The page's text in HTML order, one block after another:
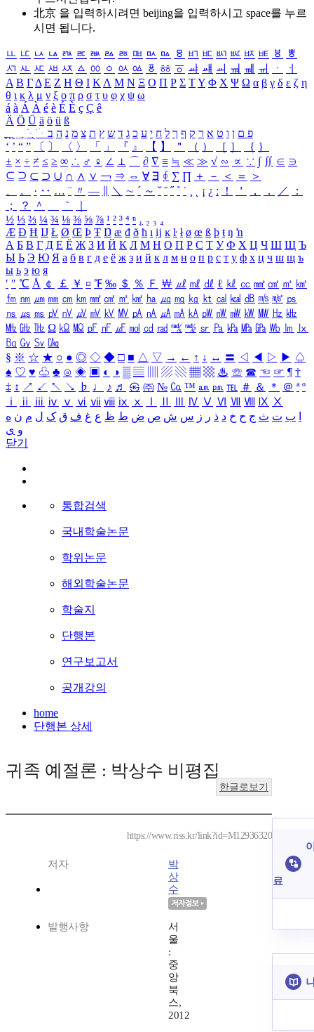
北京 을 입력하시려면 beijing을 입력하시고 space를 누르
시면 됩니다.
ㅥ ㅦ ㅧ ㅨ ㅩ ㅪ ㅫ ㅬ ㅭ ㅮ ㅯ ㅰ ㅱ ㅲ ㅳ ㅴ ㅵ ㅶ ㅷ ㅸ
ㅹ
ㅺ ㅻ ㅼ ㅽ ㅾ ㅿ ㆀ ㆁ ㆂ ㆃ ㆄ ㆅ ㆆ ㆇ ㆈ ㆉ ㆊ ㆋ ㆌ ㆍ
ㆎ
Α Β ΓΔ Ε Ζ Η Θ Ι ΚΛ Μ Ν Ξ Ο Π Ρ Σ ΤΥ Φ Χ Ψ Ω α β γ δ ε ζ η
θ ι κ λ μ ν ξ ο π ρ σ τ υ φ χ ψ ω
á à Á À é è É È ç Ç ê
Ä Ö Ü ä ö ü ß
ִֶֹ ֻּ ׁׂ פ ם ן ו ט א ר ק ף ך ל ח י ע כ ג ד ש ץ ת צ מ נ ה ב
‘ ’ “ ” 〔 〕 〈 〉 「 」 『 』 【 】 ＂ （ ） ［ ］ ｛ ｝
± × ÷ ≠ ≤ ≥ ∞ ∴ ♂ ♀ ∠ ⊥ ⌒ ∂ ∇ ≡ ≒ ≪ ≫ √ ∽ ∝ ∵ ∫ ∬ ∈ ∋
⊆ ⊇ ⊂ ⊃ ∪ ∩ ∧ ∨ ￢ ⇒ ⇔ ∀ ∃ ∮ ∑ ∏ ＋ － ＜ ＝
＞
、
。 · ‥ … ¨ 〃 ― ＼ ∼ ´ ～ ˇ ˘ ˝ ˚ ˙ ¸ ¡ ¿ ː ！ ＇ ， ． ／
：
；
？ ＾ ｀
½ ⅓ ⅔ ¼ ¾ ⅛ ⅜ ⅝ ⅞ ¹ ² ³ ⁴ ⁿ ₁ ₂ ₃ ₄
Æ Ð Ħ Ĳ Ł Ø Œ Þ Ŧ Ŋ æ đ ð ħ ı ĳ ĸ ŀ ł ø œ ß þ ŧ ŋ ŉ
А Б В Г Д Е Ё Ж З И Й К Л М Н О П Р С Т У Ф Х Ц Ч Ш Щ Ъ
Ы Ь Э Ю Я а б в г д е ё ж з и й к л м н о п р с т у ф х ц ч ш щ ъ
ы ь э ю я
′ ″ ℃ Å ￠ ￡ ￥ ¤ ℉ ‰ ＄ ％ Ｆ ￦ ㎕ ㎖ ㎗ ℓ ㎘ ㏄ ㎣ ㎤ ㎥ ㎦
㎙ ㎚ ㎛ ㎜ ㎝ ㎞ ㎟ ㎠ ㎡ ㎢ ㏊ ㎍ ㎎ ㎏ ㏏ ㎈ ㎉ ㏈ ㎧ ㎨ ㎰
㎱ ㎲ ㎳ ㎴ ㎵ ㎶ ㎷ ㎸ ㎹ ㎀ ㎁ ㎂ ㎃ ㎄ ㎺ ㎻ ㎽ ㎾ ㎿ ㎐ ㎑
㎒ ㎓ ㎔ Ω ㏀ ㏁ ㎊ ㎋ ㎌ ㏖ ㏅ ㎭ ㎮ ㎯ ㏛ ㎩ ㎪ ㎫ ㎬ ㏝ ㏐
㏓
㏃ ㏉ ㏜ ㏆
§ ※ ☆ ★ ○ ● ◎ ◇ ◆ □ ■ △ ▽ → ← ↑ ↓ ↔ 〓 ◁ ◀ ▷ ▶ ♤
♠ ♡ ♥ ♧ ♣ ⊙ ◈ ▣ ◐ ◑ ▒ ▤ ▨ ▧ ▦ ▩ ♨ ☏ ☎ ☜ ☞ ¶ †
‡ ↕ ↗ ↙ ↖ ↘ ♭ ♩ ♪ ♬ ㉿ ㈜ № ㏇ ™ ㏂ ㏘ ℡ ＃ ＆ ＊ ＠ ª º
ⅰ
ⅱ ⅲ ⅳ ⅴ ⅵ ⅶ ⅷ ⅸ ⅹ Ⅳ Ⅴ Ⅵ Ⅶ Ⅷ Ⅸ Ⅹ
ب ت ث ج ح خ د ذ ر ز س ش ص ض ط ظ ع غ ف ق ک ل م ن ه
و ی
닫기
통합검색
국내학술논문
학위논문
해외학술논문
학술지
단행본
연구보고서
공개강의
home
단행본 상세
귀족 예절론 : 박상수 비평집
한글로보기
https://www.riss.kr/link?id=M12936320
저자
박
상
수
발행사항
서
울
:
중
앙
북
스,
2012
료